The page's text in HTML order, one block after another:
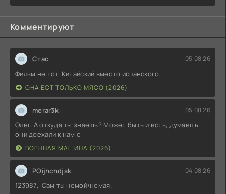
Комментируют
Стас 05.08.26
Фильм не тот. Китайский вместо испанского.
ОНА ЕСТ ТОЛЬКО МЯСО (2026)
merar3k 05.08.26
Олег, А откуда ты знаешь? Может быть и есть, думаешь
они доехали к нам с
ВОЕННАЯ МАШИНА (2026)
POijhchdjsk 04.08.26
123987, Сам ты немой/немая.